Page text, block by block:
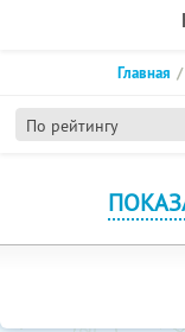
По рейтингу
Главная